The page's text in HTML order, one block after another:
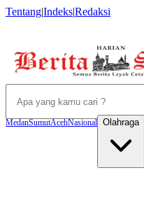
Tentang|Indeks|Redaksi
MedanSumutAcehNasional Olahraga